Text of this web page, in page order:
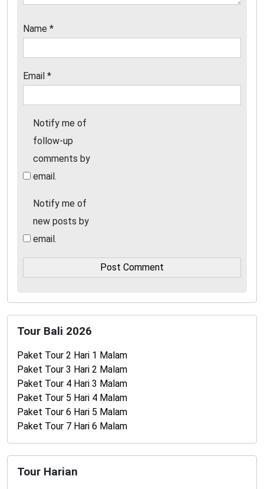
Name *
Email *
Notify me of
follow-up
comments by
email.
Notify me of
new posts by
email.
Tour Bali 2026
Paket Tour 2 Hari 1 Malam
Paket Tour 3 Hari 2 Malam
Paket Tour 4 Hari 3 Malam
Paket Tour 5 Hari 4 Malam
Paket Tour 6 Hari 5 Malam
Paket Tour 7 Hari 6 Malam
Tour Harian